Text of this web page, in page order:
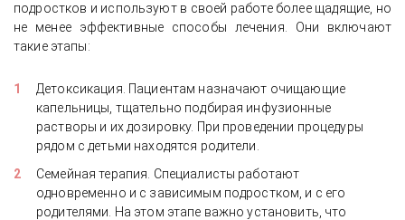
подростков и используют в своей работе более щадящие, но
не менее эффективные способы лечения. Они включают
такие этапы:
Детоксикация. Пациентам назначают очищающие
капельницы, тщательно подбирая инфузионные
растворы и их дозировку. При проведении процедуры
рядом с детьми находятся родители.
Семейная терапия. Специалисты работают
одновременно и с зависимым подростком, и с его
родителями. На этом этапе важно установить, что